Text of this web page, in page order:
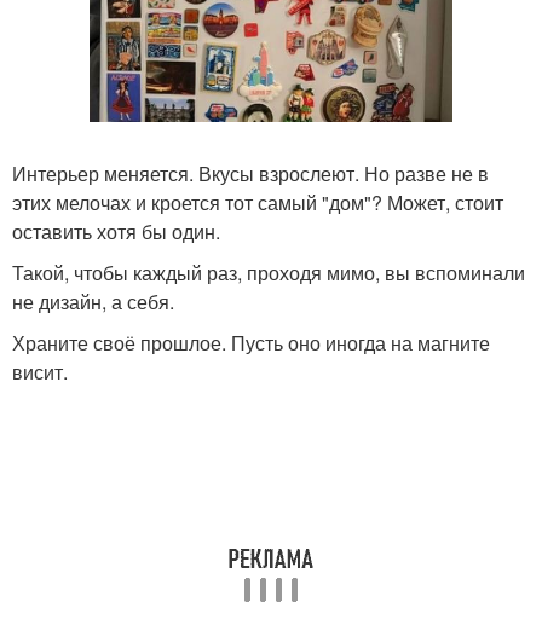
Интерьер меняется. Вкусы взрослеют. Но разве не в
этих мелочах и кроется тот самый "дом"? Может, стоит
оставить хотя бы один.
Такой, чтобы каждый раз, проходя мимо, вы вспоминали
не дизайн, а себя.
Храните своё прошлое. Пусть оно иногда на магните
висит.